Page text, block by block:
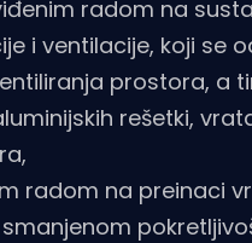
radom na
i ventilacije, koji se
prostora, a
rešetki,
radom na preinaci